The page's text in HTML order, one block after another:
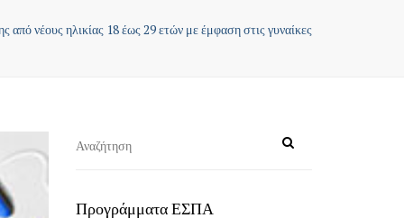
νέους ηλικίας 18 έως 29 ετών με έμφαση στις γυναίκες
Προγράμματα ΕΣΠΑ